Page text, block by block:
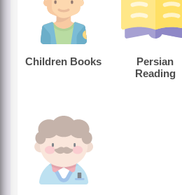
Children Books
Persian
Reading